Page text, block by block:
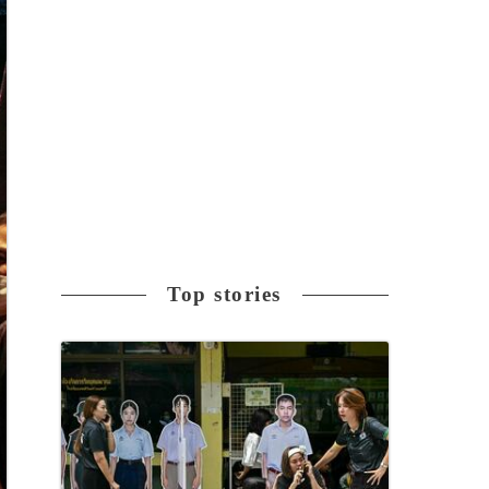
Top stories